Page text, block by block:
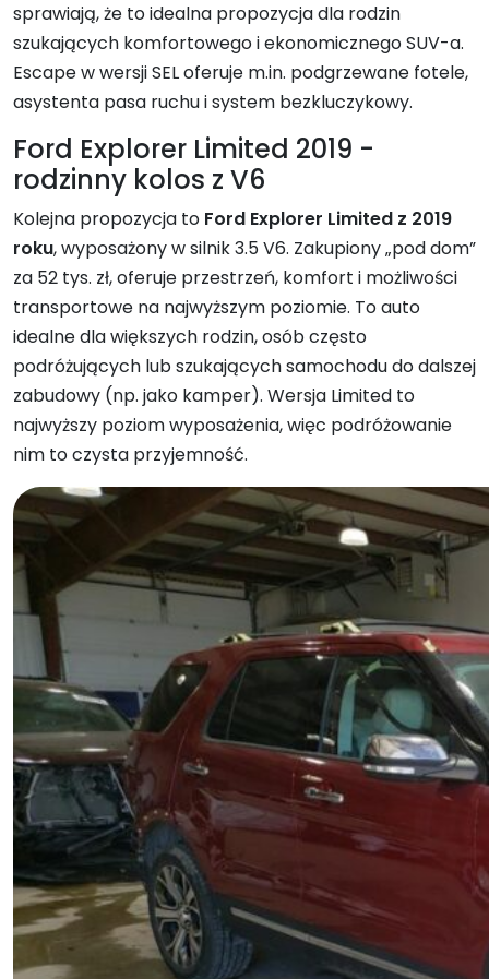
sprawiają, że to idealna propozycja dla rodzin
szukających komfortowego i ekonomicznego SUV-a.
Escape w wersji SEL oferuje m.in. podgrzewane fotele,
asystenta pasa ruchu i system bezkluczykowy.
Ford Explorer Limited 2019 -
rodzinny kolos z V6
Kolejna propozycja to Ford Explorer Limited z 2019
roku, wyposażony w silnik 3.5 V6. Zakupiony „pod dom”
za 52 tys. zł, oferuje przestrzeń, komfort i możliwości
transportowe na najwyższym poziomie. To auto
idealne dla większych rodzin, osób często
podróżujących lub szukających samochodu do dalszej
zabudowy (np. jako kamper). Wersja Limited to
najwyższy poziom wyposażenia, więc podróżowanie
nim to czysta przyjemność.